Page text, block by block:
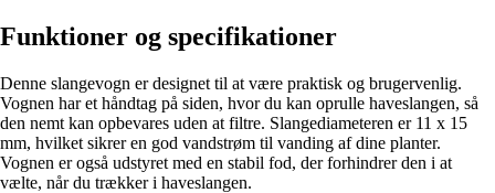
Funktioner og specifikationer
Denne slangevogn er designet til at være praktisk og brugervenlig.
Vognen har et håndtag på siden, hvor du kan oprulle haveslangen, så
den nemt kan opbevares uden at filtre. Slangediameteren er 11 x 15
mm, hvilket sikrer en god vandstrøm til vanding af dine planter.
Vognen er også udstyret med en stabil fod, der forhindrer den i at
vælte, når du trækker i haveslangen.